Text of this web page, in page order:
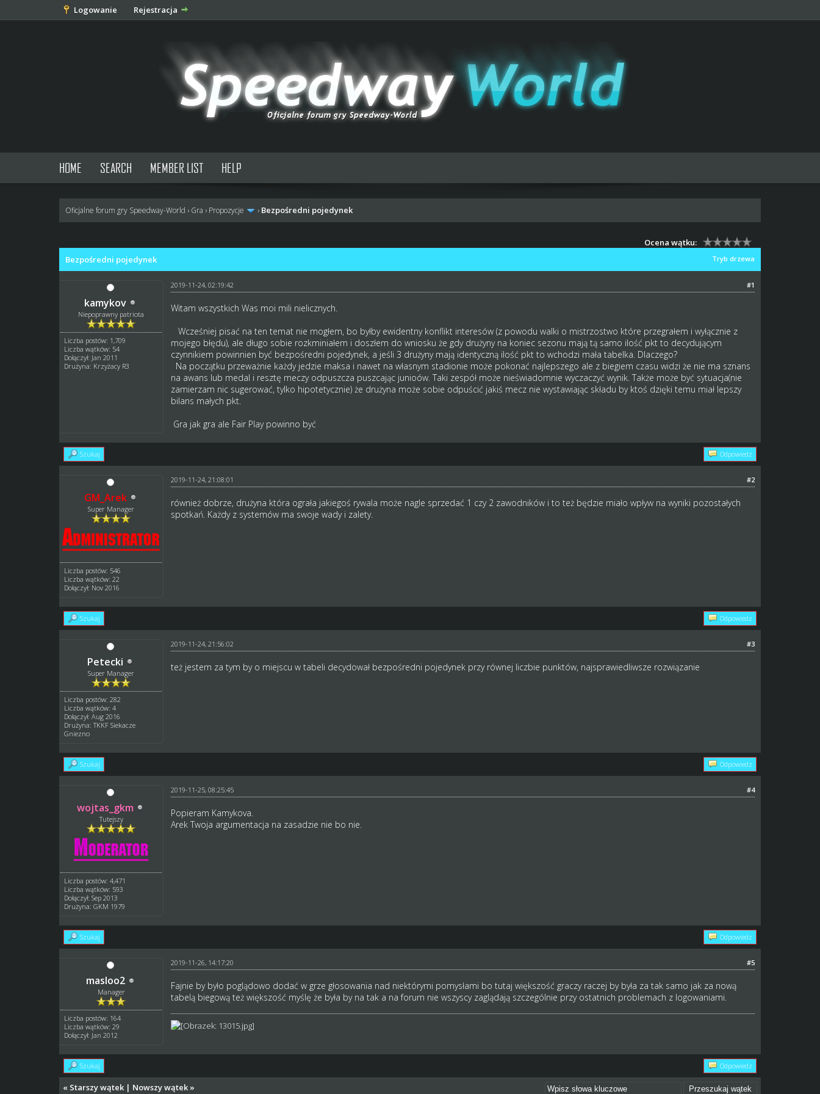
Logowanie Rejestracja
HOME SEARCH MEMBER LIST HELP
Oficjalne forum gry Speedway-World › Gra › Propozycje › Bezpośredni pojedynek
Ocena wątku:
Tryb drzewa
Bezpośredni pojedynek
kamykov
Niepoprawny patriota
Liczba postów: 1,709
Liczba wątków: 54
Dołączył: Jan 2011
Drużyna: Krzyżacy R3
#1
2019-11-24, 02:19:42
Witam wszystkich Was moi mili nielicznych.
Wcześniej pisać na ten temat nie mogłem, bo byłby ewidentny konflikt interesów (z powodu walki o mistrzostwo które przegrałem i wyłącznie z
mojego błędu), ale długo sobie rozkminiałem i doszłem do wniosku że gdy drużyny na koniec sezonu mają tą samo ilość pkt to decydującym
czynnikiem powinnien być bezpośredni pojedynek, a jeśli 3 drużyny mają identyczną ilość pkt to wchodzi mała tabelka. Dlaczego?
Na początku przeważnie każdy jedzie maksa i nawet na własnym stadionie może pokonać najlepszego ale z biegiem czasu widzi że nie ma sznans
na awans lub medal i resztę meczy odpuszcza puszcając junioów. Taki zespół może nieświadomnie wyczaczyć wynik. Także może być sytuacja(nie
zamierzam nic sugerować, tylko hipotetycznie) że drużyna może sobie odpuścić jakiś mecz nie wystawiając składu by ktoś dzięki temu miał lepszy
bilans małych pkt.
Gra jak gra ale Fair Play powinno być
Szukaj Odpowiedz
GM_Arek
Super Manager
Liczba postów: 546
Liczba wątków: 22
Dołączył: Nov 2016
#2
2019-11-24, 21:08:01
również dobrze, drużyna która ograła jakiegoś rywala może nagle sprzedać 1 czy 2 zawodników i to też będzie miało wpływ na wyniki pozostałych
spotkań. Każdy z systemów ma swoje wady i zalety.
Szukaj Odpowiedz
Petecki
Super Manager
Liczba postów: 282
Liczba wątków: 4
Dołączył: Aug 2016
Drużyna: TKKF Siekacze
Gniezno
#3
2019-11-24, 21:56:02
też jestem za tym by o miejscu w tabeli decydował bezpośredni pojedynek przy równej liczbie punktów, najsprawiedliwsze rozwiązanie
Szukaj Odpowiedz
wojtas_gkm
Tutejszy
Liczba postów: 4,471
Liczba wątków: 593
Dołączył: Sep 2013
Drużyna: GKM 1979
#4
2019-11-25, 08:25:45
Popieram Kamykova.
Arek Twoja argumentacja na zasadzie nie bo nie.
Szukaj Odpowiedz
masloo2
Manager
Liczba postów: 164
Liczba wątków: 29
Dołączył: Jan 2012
#5
2019-11-26, 14:17:20
Fajnie by było poglądowo dodać w grze głosowania nad niektórymi pomysłami bo tutaj większość graczy raczej by była za tak samo jak za nową
tabelą biegową też większość myślę że była by na tak a na forum nie wszyscy zaglądają szczególnie przy ostatnich problemach z logowaniami.
Szukaj Odpowiedz
« Starszy wątek | Nowszy wątek »